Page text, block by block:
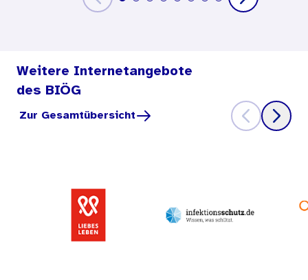
Weitere Internetangebote
des BIÖG
Zur Gesamtübersicht